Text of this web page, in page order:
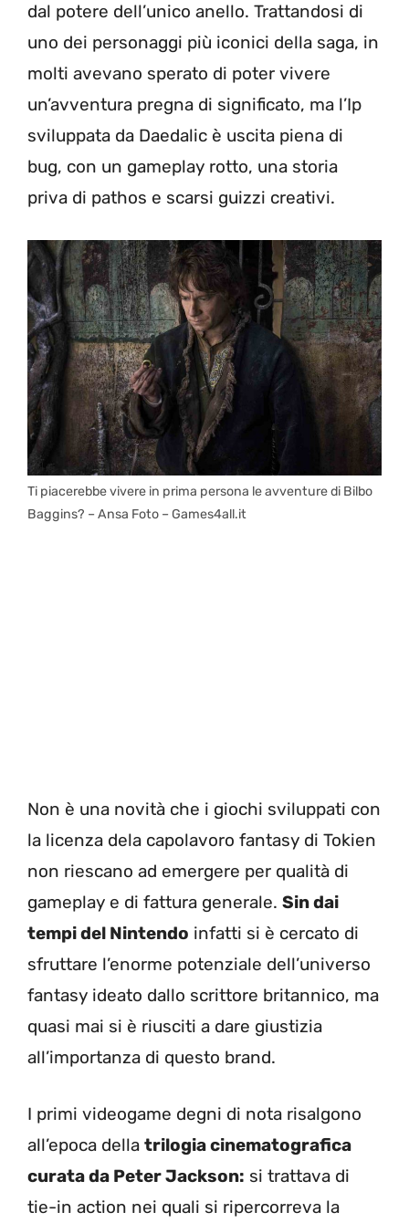
dal potere dell’unico anello. Trattandosi di
uno dei personaggi più iconici della saga, in
molti avevano sperato di poter vivere
un’avventura pregna di significato, ma l’Ip
sviluppata da Daedalic è uscita piena di
bug, con un gameplay rotto, una storia
priva di pathos e scarsi guizzi creativi.
Ti piacerebbe vivere in prima persona le avventure di Bilbo
Baggins? – Ansa Foto – Games4all.it
Non è una novità che i giochi sviluppati con
la licenza dela capolavoro fantasy di Tokien
non riescano ad emergere per qualità di
gameplay e di fattura generale. Sin dai
tempi del Nintendo infatti si è cercato di
sfruttare l’enorme potenziale dell’universo
fantasy ideato dallo scrittore britannico, ma
quasi mai si è riusciti a dare giustizia
all’importanza di questo brand.
I primi videogame degni di nota risalgono
all’epoca della trilogia cinematografica
curata da Peter Jackson: si trattava di
tie-in action nei quali si ripercorreva la